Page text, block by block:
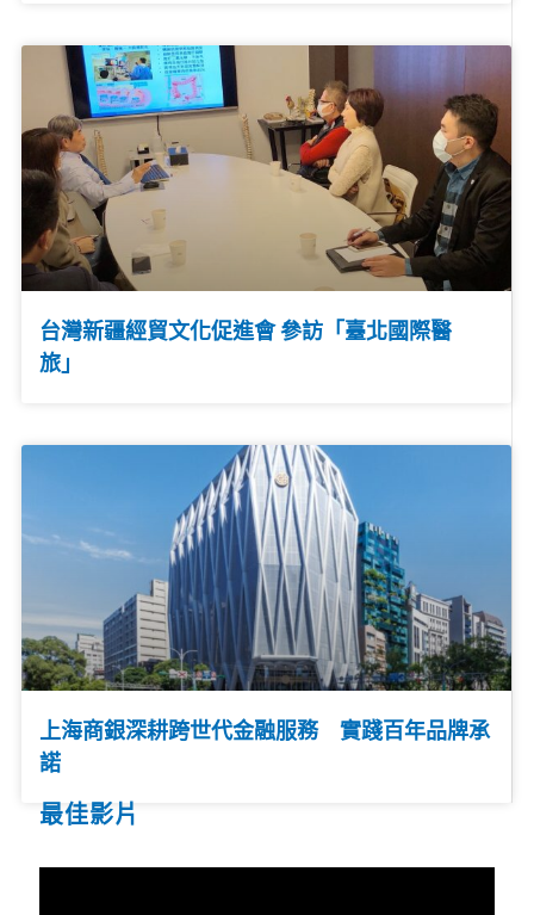
台灣新疆經貿文化促進會 參訪「臺北國際醫
旅」
上海商銀深耕跨世代金融服務 實踐百年品牌承
諾
最佳影片